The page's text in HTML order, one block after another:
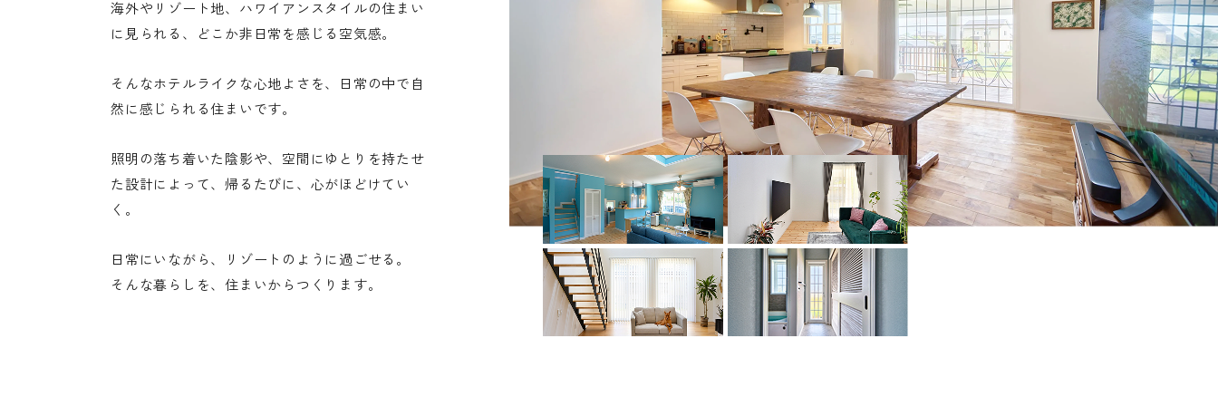
海外やリゾート地、ハワイアンスタイルの住まい
に見られる、どこか非日常を感じる空気感。
そんなホテルライクな心地よさを、日常の中で自
然に感じられる住まいです。
照明の落ち着いた陰影や、空間にゆとりを持たせ
た設計によって、帰るたびに、心がほどけてい
く。
日常にいながら、リゾートのように過ごせる。
そんな暮らしを、住まいからつくります。